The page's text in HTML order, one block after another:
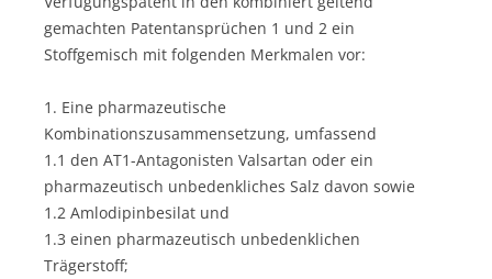
gemachten Patentansprüchen 1 und 2 ein
Stoffgemisch mit folgenden Merkmalen vor:
1. Eine pharmazeutische
Kombinationszusammensetzung, umfassend
1.1 den AT1-Antagonisten Valsartan oder ein
pharmazeutisch unbedenkliches Salz davon sowie
1.2 Amlodipinbesilat und
1.3 einen pharmazeutisch unbedenklichen
Trägerstoff;